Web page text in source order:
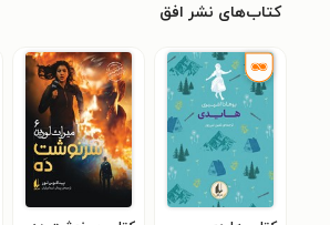
کتاب‌های نشر افق